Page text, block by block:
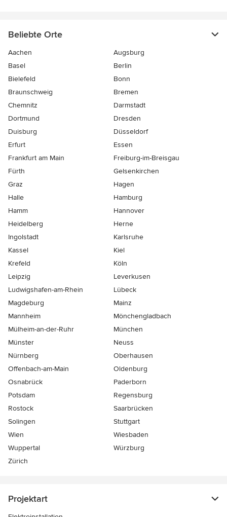
Beliebte Orte
Aachen
Augsburg
Basel
Berlin
Bielefeld
Bonn
Braunschweig
Bremen
Chemnitz
Darmstadt
Dortmund
Dresden
Duisburg
Düsseldorf
Erfurt
Essen
Frankfurt am Main
Freiburg-im-Breisgau
Fürth
Gelsenkirchen
Graz
Hagen
Halle
Hamburg
Hamm
Hannover
Heidelberg
Herne
Ingolstadt
Karlsruhe
Kassel
Kiel
Krefeld
Köln
Leipzig
Leverkusen
Ludwigshafen-am-Rhein
Lübeck
Magdeburg
Mainz
Mannheim
Mönchen­gladbach
Mülheim-an-der-Ruhr
München
Münster
Neuss
Nürnberg
Oberhausen
Offenbach-am-Main
Oldenburg
Osnabrück
Paderborn
Potsdam
Regensburg
Rostock
Saarbrücken
Solingen
Stuttgart
Wien
Wiesbaden
Wuppertal
Würzburg
Zürich
Projektart